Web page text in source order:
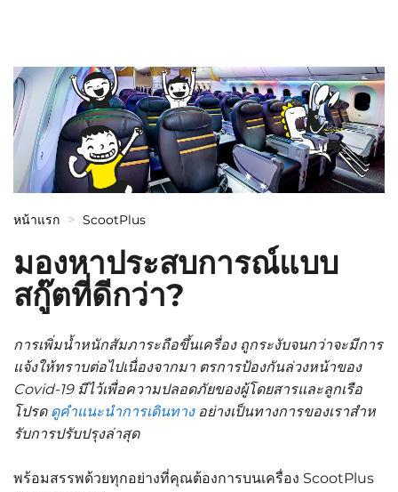
หน้าแรก ScootPlus
มองหาประสบการณ์แบบ
สกู๊ตที่ดีกว่า?
การเพิ่มน้ำหนักสัมภาระถือขึ้นเครื่อง ถูกระงับจนกว่าจะมีการ
แจ้งให้ทราบต่อไปเนื่องจากมา ตรการป้องกันล่วงหน้าของ
Covid-19 มีไว้เพื่อความปลอดภัยของผู้โดยสารและลูกเรือ
โปรด ดูคำแนะนำการเดินทาง อย่างเป็นทางการของเราสำห
รับการปรับปรุงล่าสุด
พร้อมสรรพด้วยทุกอย่างที่คุณต้องการบนเครื่อง ScootPlus